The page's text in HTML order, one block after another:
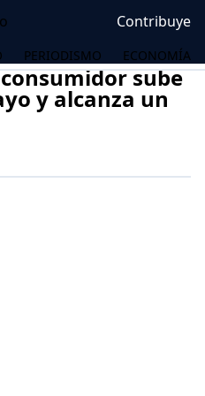
Contribuye
PERIODISMO ECONOMÍA
sube
y alcanza un